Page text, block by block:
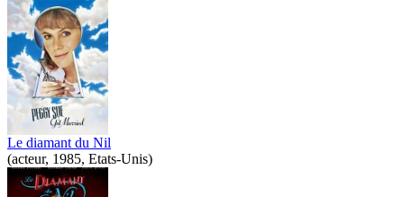
Le diamant du Nil
(acteur, 1985, Etats-Unis)